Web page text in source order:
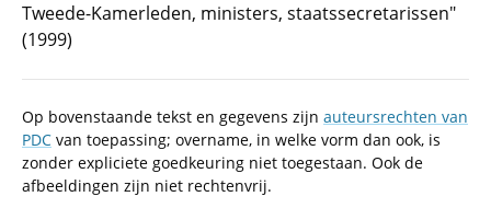
Tweede-Kamerleden, ministers, staatssecretarissen"
(1999)
Op bovenstaande tekst en gegevens zijn auteursrechten van
PDC van toepassing; overname, in welke vorm dan ook, is
zonder expliciete goedkeuring niet toegestaan. Ook de
afbeeldingen zijn niet rechtenvrij.